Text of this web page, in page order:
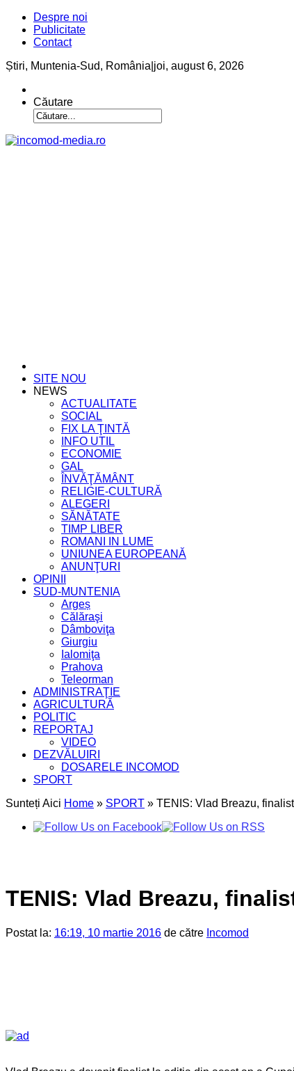
Despre noi
Publicitate
Contact
Știri, Muntenia-Sud, România joi, august 6, 2026
Căutare
SITE NOU
NEWS
ACTUALITATE
SOCIAL
FIX LA ŢINTĂ
INFO UTIL
ECONOMIE
GAL
ÎNVĂŢĂMÂNT
RELIGIE-CULTURĂ
ALEGERI
SĂNĂTATE
TIMP LIBER
ROMANI IN LUME
UNIUNEA EUROPEANĂ
ANUNŢURI
OPINII
SUD-MUNTENIA
Argeș
Călăraşi
Dâmboviţa
Giurgiu
Ialomiţa
Prahova
Teleorman
ADMINISTRAŢIE
AGRICULTURĂ
POLITIC
REPORTAJ
VIDEO
DEZVĂLUIRI
DOSARELE INCOMOD
SPORT
Sunteți Aici Home » SPORT » TENIS: Vlad Breazu,
TENIS: Vlad Breazu,
Postat la: 16:19, 10 martie 2016 de către Incomod